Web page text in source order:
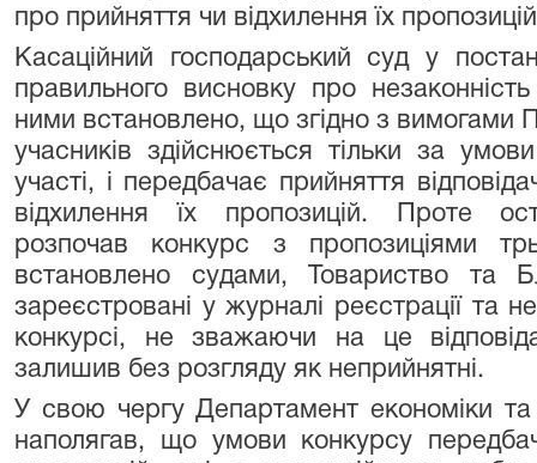
про прийняття чи відхилення їх
Касаційний господарський суд у
правильного висновку про незаконність
ними встановлено, що згідно з вимогами
учасників здійснюється тільки за
участі, і передбачає прийняття
відхилення їх пропозицій. Проте
розпочав конкурс з пропозиціями
встановлено судами, Товариство та
зареєстровані у журналі реєстрації та
конкурсі, не зважаючи на це
залишив без розгляду як неприйнятні.
У свою чергу Департамент економіки та
наполягав, що умови конкурсу